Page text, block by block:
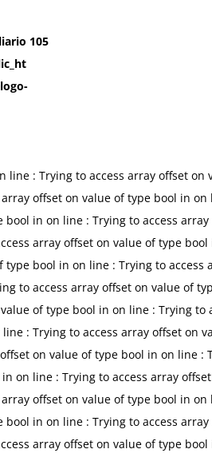
105
line : Trying to access array offset
array offset on value of type bool inon
bool inon line : Trying to access
array offset on value of type
type bool inon line : Trying to
to access array offset on value of
value of type bool inon line : Trying to
line : Trying to access array offset on
on value of type bool inon line :
inon line : Trying to access array
array offset on value of type bool inon
bool inon line : Trying to access
array offset on value of type